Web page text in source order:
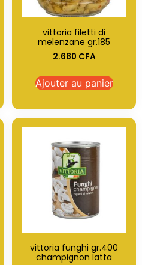
vittoria filetti di
melenzane gr.185
2.680 CFA
Ajouter au panier
vittoria funghi gr.400
champignon latta